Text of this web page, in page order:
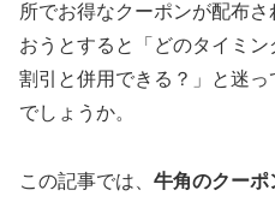
所でお得なクーポンが配布
おうとすると「どのタイミ
割引と併用できる？」と迷
でしょうか。
この記事では、 牛角のクーポ